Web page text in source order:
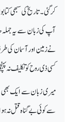
کرگئی۔تاریخ کی سبھی
آپ کی زبان سے یہ جملہ
نے زمین اور آسمان کی
کسی ذی روح کو تکلیف نہ
میری زبان سے ایک بھی
سے کوئی بے گناہ قتل نہ